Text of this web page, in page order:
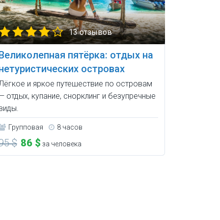
13 отзывов
пятёрка: отдых на
островах
и яркое путешествие по островам
отдых, купание, снорклинг и безупречные
Групповая 8 часов
$ 86 $ за человека